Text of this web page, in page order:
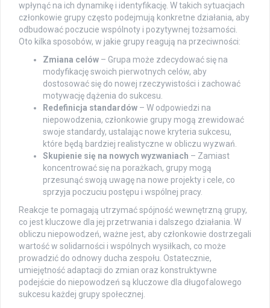
wpłynąć na ich dynamikę i identyfikację. W takich sytuacjach
członkowie grupy często podejmują konkretne działania, aby
odbudować poczucie wspólnoty i pozytywnej tożsamości.
Oto kilka sposobów, w jakie grupy reagują na przeciwności:
Zmiana celów – Grupa może zdecydować się na
modyfikację swoich pierwotnych celów, aby
dostosować się do nowej rzeczywistości i zachować
motywację dążenia do sukcesu.
Redefinicja standardów – W odpowiedzi na
niepowodzenia, członkowie grupy mogą zrewidować
swoje standardy, ustalając nowe kryteria sukcesu,
które będą bardziej realistyczne w obliczu wyzwań.
Skupienie się na nowych wyzwaniach – Zamiast
koncentrować się na porażkach, grupy mogą
przesunąć swoją uwagę na nowe projekty i cele, co
sprzyja poczuciu postępu i wspólnej pracy.
Reakcje te pomagają utrzymać spójność wewnętrzną grupy,
co jest kluczowe dla jej przetrwania i dalszego działania. W
obliczu niepowodzeń, ważne jest, aby członkowie dostrzegali
wartość w solidarności i wspólnych wysiłkach, co może
prowadzić do odnowy ducha zespołu. Ostatecznie,
umiejętność adaptacji do zmian oraz konstruktywne
podejście do niepowodzeń są kluczowe dla długofalowego
sukcesu każdej grupy społecznej.